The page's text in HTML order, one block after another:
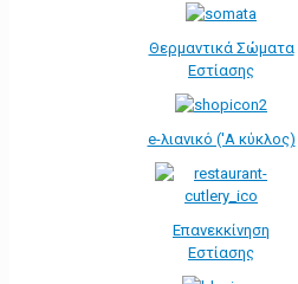
Θερμαντικά Σώματα
Εστίασης
e-λιανικό ('Α κύκλος)
Επανεκκίνηση
Εστίασης